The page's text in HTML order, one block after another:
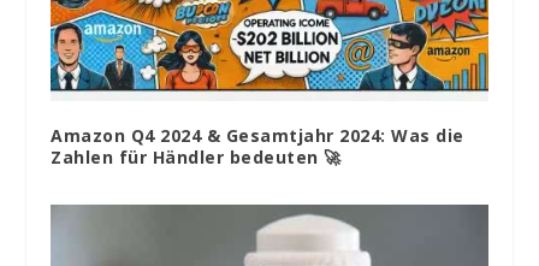
Amazon Q4 2024 & Gesamtjahr 2024: Was die
Zahlen für Händler bedeuten 🚀